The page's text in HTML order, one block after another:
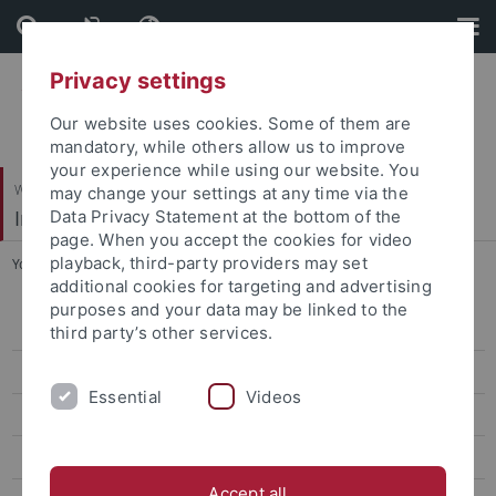
Skip
to
content
Skip
to
footer
Wirtschafts- und Sozialwissenschaftliche Fakultät
Institut für Erziehungswissenschaft
You are here: Startseite ... Forschung
Personal
Laufende Forschungsprojekte
Privacy settings
Our website uses cookies. Some of them are
mandatory, while others allow us to improve
your experience while using our website. You
may change your settings at any time via the
Data Privacy Statement at the bottom of the
page. When you accept the cookies for video
playback, third-party providers may set
additional cookies for targeting and advertising
purposes and your data may be linked to the
third party’s other services.
Essential Videos